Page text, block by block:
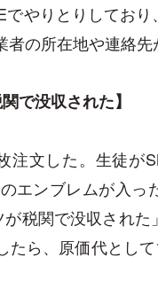
やりとりしてお
の所在地や連絡先
で没収された】
注文した。生徒が
エンブレムが入っ
税関で没収され
ら、原価代とし